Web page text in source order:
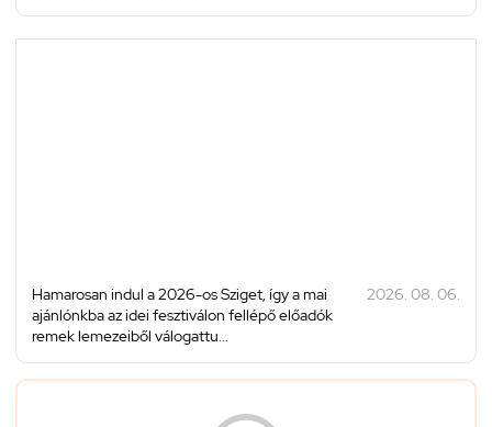
Hamarosan indul a 2026-os Sziget, így a mai
ajánlónkba az idei fesztiválon fellépő előadók
remek lemezeiből válogattu...
2026. 08. 06.